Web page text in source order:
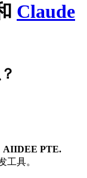
Claude
AIIDEE PTE.
工具。